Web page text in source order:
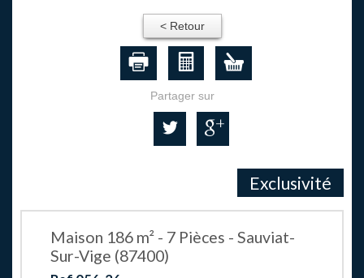
< Retour
Partager sur
Exclusivité
Maison 186 m² - 7 Pièces - Sauviat-
Sur-Vige (87400)